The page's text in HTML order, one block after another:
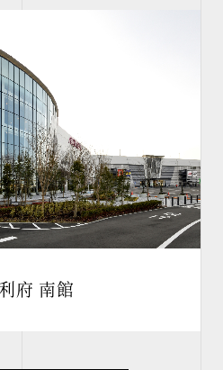
府 南館